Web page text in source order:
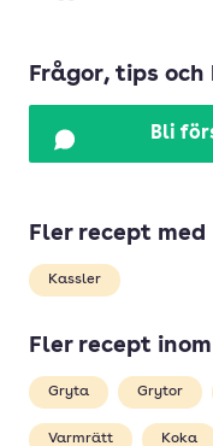
Frågor, tips
Bli
Fler recept med
Kassler
Fler recept inom
Gryta Grytor
Varmrätt Koka